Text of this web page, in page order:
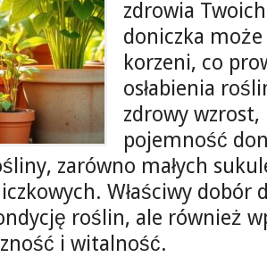
zdrowia
doniczka
korzeni, co
osłabienia
zdrowy
pojemność
zarówno małych
Właściwy dobór
roślin, ale również
i witalność.